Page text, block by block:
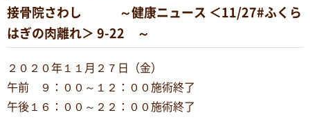
接骨院さわし ～健康ニュース ＜11/27#ふくら
はぎの肉離れ＞ 9-22 ～
２０２０年１１月２７日（金）
午前 ９：００～１２：００施術終了
午後１６：００～２２：００施術終了